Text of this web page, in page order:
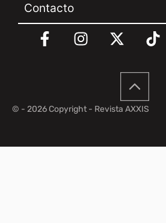
Contacto
© - 2026 Copyright - Revista AXXIS